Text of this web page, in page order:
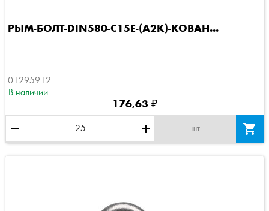
РЫМ-БОЛТ-DIN580-C15E-(A2K)-КОВАН...
01295912
В наличии
176,63 ₽
remove add шт 